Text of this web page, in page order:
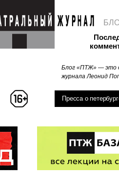
Блог «ПТЖ» — это
журнала Леонид
Пресса о